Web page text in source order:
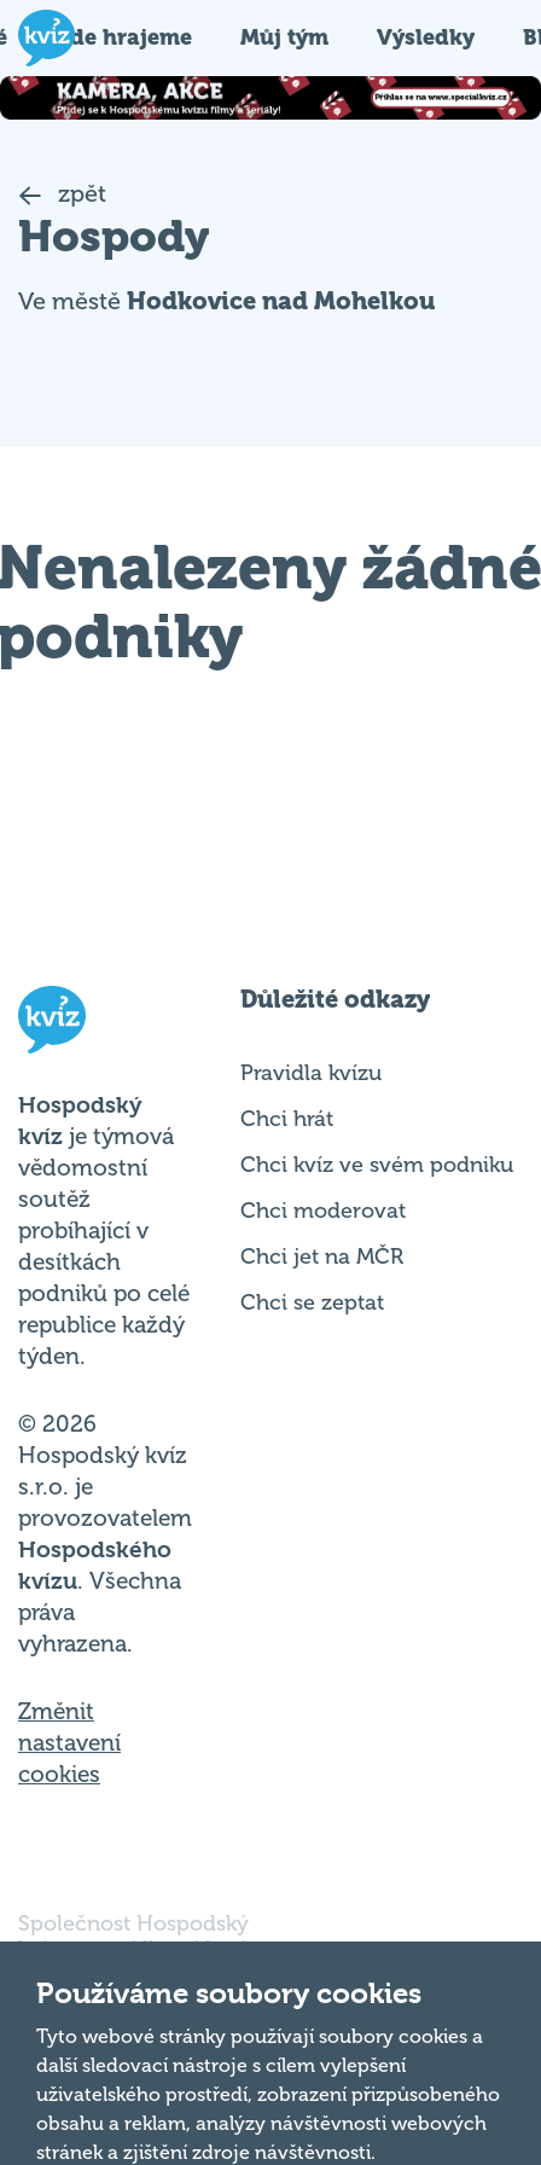
Kde hrajeme Můj tým Výsledky
zpět
Hospody
Ve městě Hodkovice nad Mohelkou
žádné
Hospodský
kvíz je týmová
vědomostní
soutěž
probíhající v
desítkách
podniků po celé
republice každý
týden.
© 2026
Hospodský kvíz
s.r.o. je
provozovatelem
Hospodského
kvízu. Všechna
práva
vyhrazena.
Změnit
nastavení
cookies
Důležité odkazy
Pravidla kvízu
Chci hrát
Chci kvíz ve svém podniku
Chci moderovat
Chci jet na MČR
Chci se zeptat
Společnost Hospodský
kvíz s.r.o., sídlem Nové
602 00 Brno, IČ:
03980138, DIČ:
CZ03980138 je vedena
pod spisovou značkou
a oddílem 90428 C u
Krajského soudu v
Brně.
Nahoru
Používáme soubory cookies
Tyto webové stránky používají soubory cookies a
další sledovací nástroje s cílem vylepšení
uživatelského prostředí, zobrazení přizpůsobeného
obsahu a reklam, analýzy návštěvnosti webových
stránek a zjištění zdroje návštěvnosti.